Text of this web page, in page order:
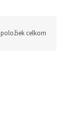
položiek celkom